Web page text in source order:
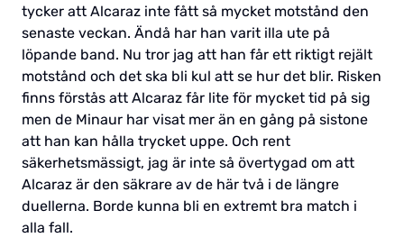
tycker att Alcaraz inte fått så mycket motstånd den
senaste veckan. Ändå har han varit illa ute på
löpande band. Nu tror jag att han får ett riktigt rejält
motstånd och det ska bli kul att se hur det blir. Risken
finns förstås att Alcaraz får lite för mycket tid på sig
men de Minaur har visat mer än en gång på sistone
att han kan hålla trycket uppe. Och rent
säkerhetsmässigt, jag är inte så övertygad om att
Alcaraz är den säkrare av de här två i de längre
duellerna. Borde kunna bli en extremt bra match i
alla fall.